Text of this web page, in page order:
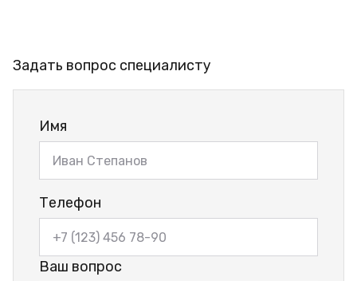
Задать вопрос специалисту
Имя
Телефон
Ваш вопрос